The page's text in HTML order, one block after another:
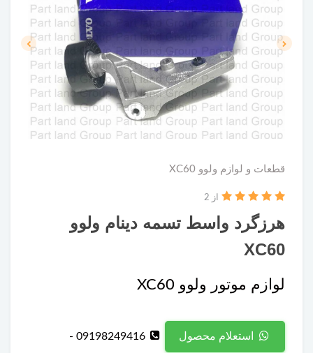
قطعات و لوازم ولوو XC60
هرزگرد واسط تسمه دینام ولوو
XC60
از 2
لوازم موتور ولوو XC60
استعلام محصول 09198249416 -